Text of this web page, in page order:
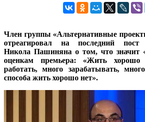
Член группы «Альтернативные
отреагировал на последний пост
Никола Пашиняна о том, что значит
оценкам премьера: «Жить
работать, много зарабатывать,
способа жить хорошо нет».